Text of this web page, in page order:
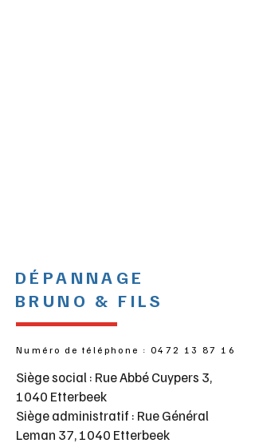
DÉPANNAGE
BRUNO & FILS
Numéro de téléphone : 0472 13 87 16
Siège social : Rue Abbé Cuypers 3,
1040 Etterbeek
Siège administratif : Rue Général
Leman 37,1040 Etterbeek